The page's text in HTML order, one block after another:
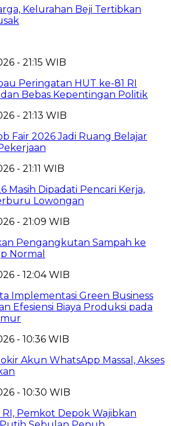
Kelurahan Beji Tertibkan
- 21:15 WIB
Peringatan HUT ke-81 RI
Bebas Kepentingan Politik
- 21:13 WIB
Fair 2026 Jadi Ruang Belajar
- 21:11 WIB
Masih Dipadati Pencari Kerja,
Lowongan
- 21:09 WIB
Pengangkutan Sampah ke
Normal
- 12:04 WIB
Implementasi Green Business
Efesiensi Biaya Produksi pada
- 10:36 WIB
Akun WhatsApp Massal, Akses
- 10:30 WIB
Pemkot Depok Wajibkan